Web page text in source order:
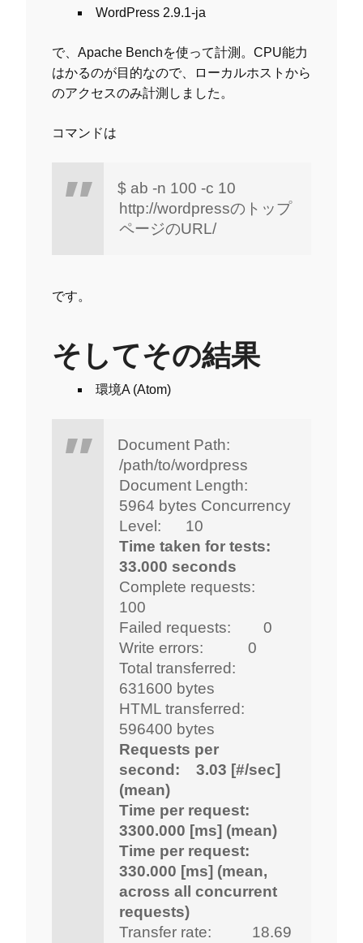
WordPress 2.9.1-ja
で、Apache Benchを使って計測。CPU能力
はかるのが目的なので、ローカルホストから
のアクセスのみ計測しました。
コマンドは
$ ab -n 100 -c 10
http://wordpressのトップ
ページのURL/
です。
そしてその結果
環境A (Atom)
Document Path:
/path/to/wordpress
Document Length:
5964 bytes Concurrency
Level: 10
Time taken for tests:
33.000 seconds
Complete requests:
100
Failed requests: 0
Write errors: 0
Total transferred:
631600 bytes
HTML transferred:
596400 bytes
Requests per
second: 3.03 [#/sec]
(mean)
Time per request:
3300.000 [ms] (mean)
Time per request:
330.000 [ms] (mean,
across all concurrent
requests)
Transfer rate: 18.69